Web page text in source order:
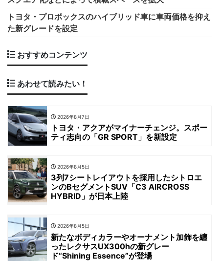
トヨタ・プロボックスのハイブリッド車に車両価格を抑え
た新グレードを設定
おすすめコンテンツ
あわせて読みたい！
2026年8月7日
トヨタ・アクアがマイナーチェンジ。スポー
ティ志向の「GR SPORT」を新設定
2026年8月5日
3列7シートレイアウトを採用したシトロエ
ンのBセグメントSUV「C3 AIRCROSS
HYBRID」が日本上陸
2026年8月5日
新たなボディカラーやオーナメント加飾を纏
ったレクサスUX300hの新グレー
ド“Shining Essence”が登場